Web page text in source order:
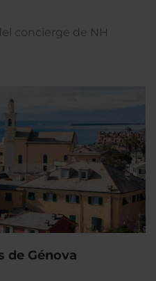
concierge de NH
de Génova